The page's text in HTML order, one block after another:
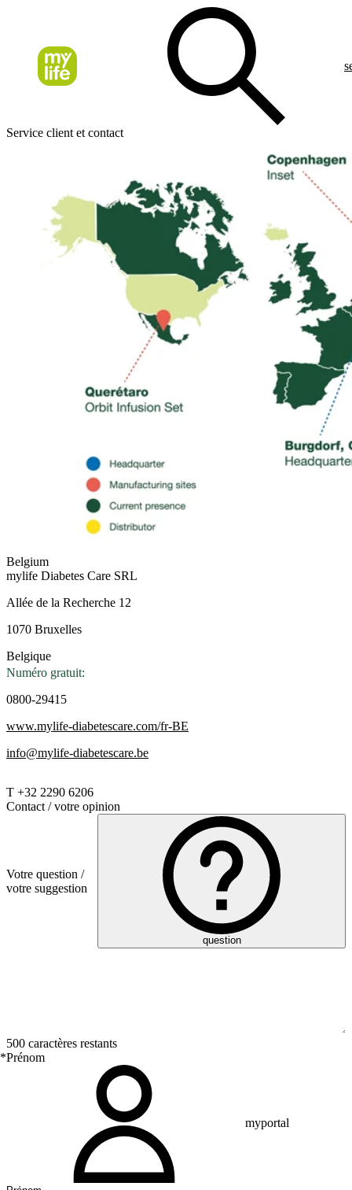
Service client et contact
Belgium
mylife Diabetes Care SRL
Allée de la Recherche 12
1070 Bruxelles
Belgique
Numéro gratuit:
0800-29415
www.mylife-diabetescare.com/fr-BE
info@mylife-diabetescare.be
T +32 2290 6206
Contact / votre opinion
Votre question /
votre suggestion
question
500 caractères restants
*Prénom
myportal